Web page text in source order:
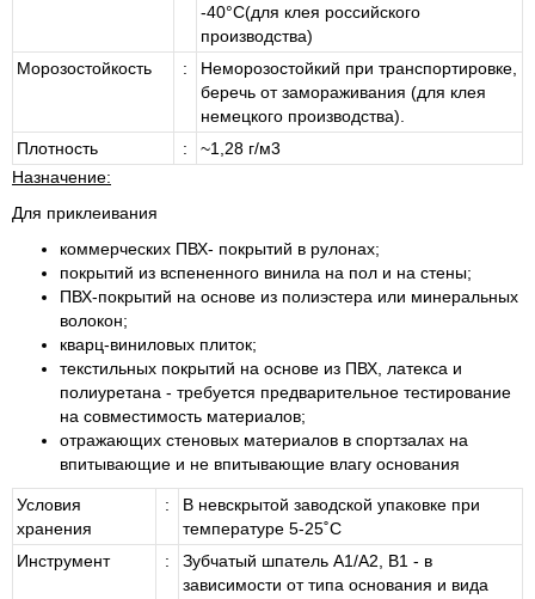
-40°С(для клея российского
производства)
Морозостойкость
:
Неморозостойкий при транспортировке,
беречь от замораживания (для клея
немецкого производства).
Плотность
:
~1,28 г/м3
Назначение:
Для приклеивания
коммерческих ПВХ- покрытий в рулонах;
покрытий из вспененного винила на пол и на стены;
ПВХ-покрытий на основе из полиэстера или минеральных
волокон;
кварц-виниловых плиток;
текстильных покрытий на основе из ПВХ, латекса и
полиуретана - требуется предварительное тестирование
на совместимость материалов;
отражающих стеновых материалов в спортзалах на
впитывающие и не впитывающие влагу основания
Условия
хранения
:
В невскрытой заводской упаковке при
температуре 5-25˚С
Инструмент
:
Зубчатый шпатель А1/A2, B1 - в
зависимости от типа основания и вида